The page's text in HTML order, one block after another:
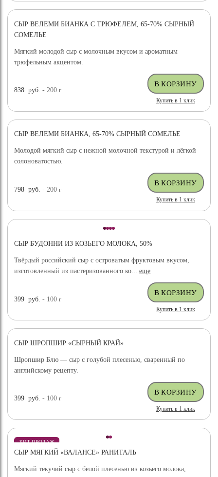
ХИТ ПРОДАЖ
СЫР ВЕЛЕМИ БИАНКА С ТРЮФЕЛЕМ, 65-70% СЫРНЫЙ
СОМЕЛЬЕ
Мягкий молодой сыр с молочным вкусом и ароматным
трюфельным акцентом.
838 руб. - 200г
Купить в 1 клик
ХИТ ПРОДАЖ
СЫР ВЕЛЕМИ БИАНКА, 65-70% СЫРНЫЙ СОМЕЛЬЕ
Молодой мягкий сыр с нежной молочной текстурой и лёгкой
солоноватостью.
798 руб. - 200г
Купить в 1 клик
СЫР БУДОННИ ИЗ КОЗЬЕГО МОЛОКА, 50%
Твёрдый российский сыр с островатым фруктовым вкусом,
изготовленный из пастеризованного ко...еще
399 руб. - 100г
Купить в 1 клик
СЫР ШРОПШИР «СЫРНЫЙ КРАЙ»
Шропшир Блю — сыр с голубой плесенью, сваренный по
английскому рецепту.
399 руб. - 100г
Купить в 1 клик
ХИТ ПРОДАЖ
СЫР МЯГКИЙ «ВАЛАНСЕ» РАНИТАЛЬ
Мягкий текучий сыр с белой плесенью из козьего молока,